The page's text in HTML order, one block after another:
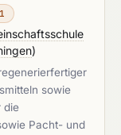
)
sowie
die
Pacht- und